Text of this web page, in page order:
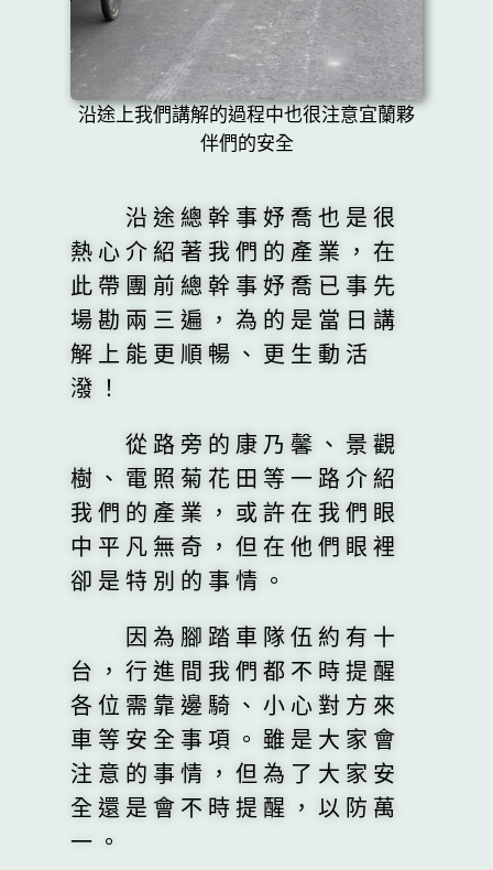
沿途上我們講解的過程中也很注意宜蘭夥
伴們的安全
沿途總幹事妤喬也是很
熱心介紹著我們的產業，在
此帶團前總幹事妤喬已事先
場勘兩三遍，為的是當日講
解上能更順暢、更生動活
潑！
從路旁的康乃馨、景觀
樹、電照菊花田等一路介紹
我們的產業，或許在我們眼
中平凡無奇，但在他們眼裡
卻是特別的事情。
因為腳踏車隊伍約有十
台，行進間我們都不時提醒
各位需靠邊騎、小心對方來
車等安全事項。雖是大家會
注意的事情，但為了大家安
全還是會不時提醒，以防萬
一。